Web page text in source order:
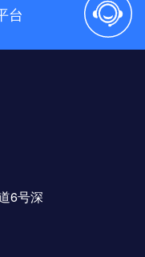
台
6号深